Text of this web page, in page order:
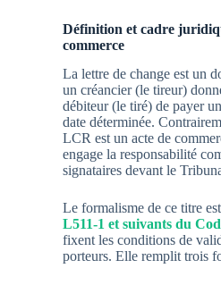
Définition et cadre
commerce
La lettre de change est un
un créancier (le tireur)
débiteur (le tiré) de payer
date déterminée.
LCR est un acte de
engage la responsabilité
signataires devant le
Le formalisme de ce titre
L511-1 et suivants du
fixent les conditions de
porteurs. Elle remplit trois